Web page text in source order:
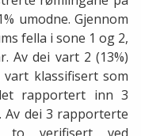
umodne. Gjennom
fella i sone 1 og 2,
Av dei vart 2 (13%)
vart klassifisert som
rapportert inn 3
Av dei 3 rapporterte